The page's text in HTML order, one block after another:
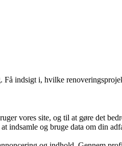
Få indsigt i, hvilke
vores site, og til at gøre det
indsamle og bruge data om din